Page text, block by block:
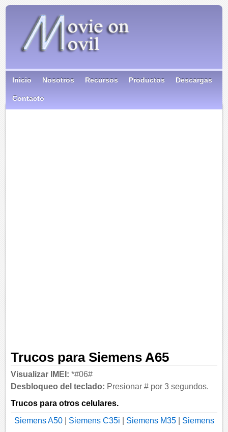
Inicio Nosotros Recursos Productos Descargas
Contacto
Trucos para Siemens A65
Visualizar IMEI: *#06#
Desbloqueo del teclado: Presionar # por 3 segundos.
Trucos para otros celulares.
Siemens A50| Siemens C35i Siemens M35| Siemens